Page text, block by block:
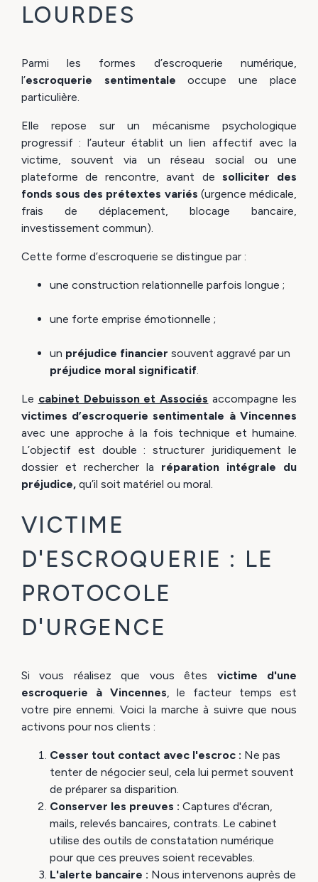
LOURDES
Parmi les formes d’escroquerie numérique,
l’escroquerie sentimentale occupe une place
particulière.
Elle repose sur un mécanisme psychologique
progressif : l’auteur établit un lien affectif avec la
victime, souvent via un réseau social ou une
plateforme de rencontre, avant desolliciter des
fonds sous des prétextes variés (urgence médicale,
frais de déplacement, blocage bancaire,
investissement commun).
Cette forme d’escroquerie se distingue par :
une construction relationnelle parfois longue ;
une forte emprise émotionnelle ;
un préjudice financier souvent aggravé par un
préjudice moral significatif.
Le cabinet Debuisson et Associés accompagne les
victimes d’escroquerie sentimentale à Vincennes
avec une approche à la fois technique et humaine.
L’objectif est double : structurer juridiquement le
dossier et rechercher la réparation intégrale du
préjudice,qu’il soit matériel ou moral.
VICTIME
D'ESCROQUERIE : LE
PROTOCOLE
D'URGENCE
Si vous réalisez que vous êtes victime d'une
escroquerie à Vincennes, le facteur temps est
votre pire ennemi. Voici la marche à suivre que nous
activons pour nos clients :
Cesser tout contact avec l'escroc : Ne pas
tenter de négocier seul, cela lui permet souvent
de préparer sa disparition.
Conserver les preuves : Captures d'écran,
mails, relevés bancaires, contrats. Le cabinet
utilise des outils de constatation numérique
pour que ces preuves soient recevables.
L'alerte bancaire : Nous intervenons auprès de